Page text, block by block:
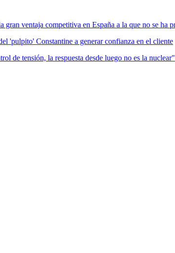
ventaja competitiva en España a la que no se ha
'pulpito' Constantine a generar confianza en el cliente
de tensión, la respuesta desde luego no es la nuclear"